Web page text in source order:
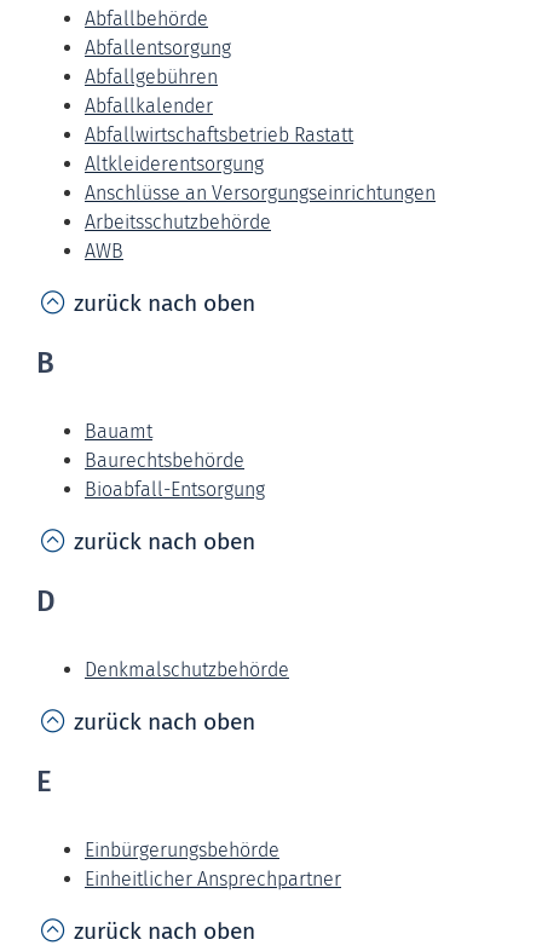
Abfallbehörde
Abfallentsorgung
Abfallgebühren
Abfallkalender
Abfallwirtschaftsbetrieb Rastatt
Altkleiderentsorgung
Anschlüsse an Versorgungseinrichtungen
Arbeitsschutzbehörde
AWB
zurück nach oben
B
Bauamt
Baurechtsbehörde
Bioabfall-Entsorgung
zurück nach oben
D
Denkmalschutzbehörde
zurück nach oben
E
Einbürgerungsbehörde
Einheitlicher Ansprechpartner
zurück nach oben